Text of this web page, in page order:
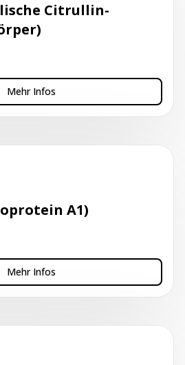
Citrullin-
Mehr Infos
A1)
Mehr Infos